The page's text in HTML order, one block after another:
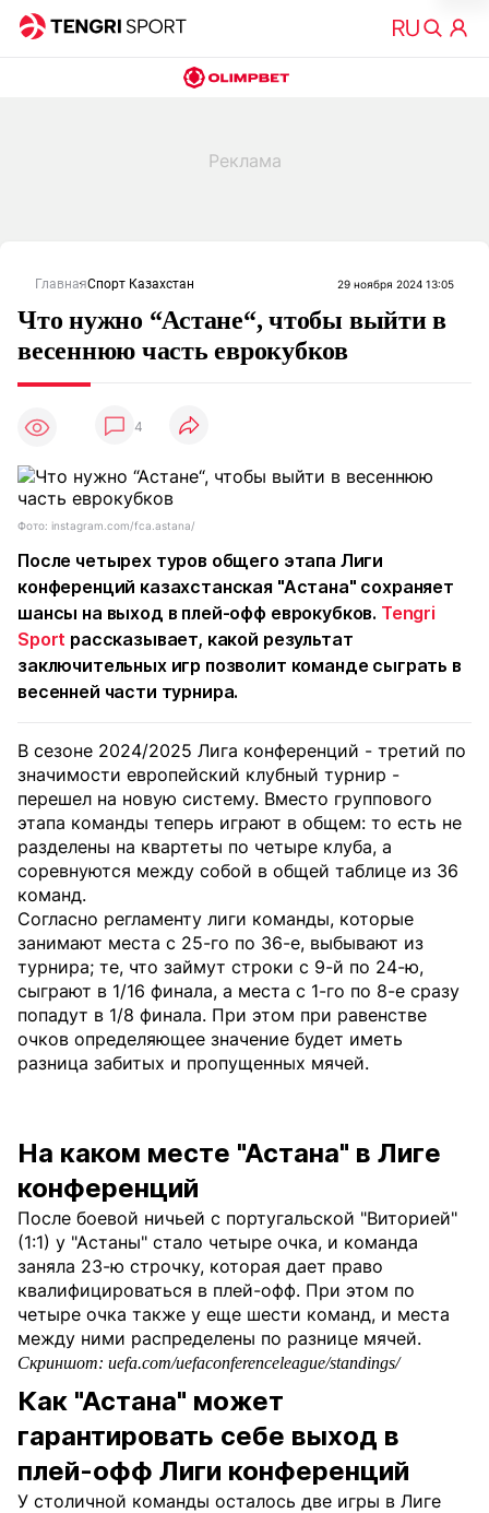
ГлавнаяСпорт Казахстан 29 ноября 2024 13:05
Что нужно “Астане“, чтобы выйти в
весеннюю часть еврокубков
4
Фото: instagram.com/fca.astana/
После четырех туров общего этапа Лиги
конференций казахстанская "Астана" сохраняет
шансы на выход в плей-офф еврокубков. Tengri
Sport рассказывает, какой результат
заключительных игр позволит команде сыграть в
весенней части турнира.
В сезоне 2024/2025 Лига конференций - третий по
значимости европейский клубный турнир -
перешел на новую систему. Вместо группового
этапа команды теперь играют в общем: то есть не
разделены на квартеты по четыре клуба, а
соревнуются между собой в общей таблице из 36
команд.
Согласно регламенту лиги команды, которые
занимают места с 25-го по 36-е, выбывают из
турнира; те, что займут строки с 9-й по 24-ю,
сыграют в 1/16 финала, а места с 1-го по 8-е сразу
попадут в 1/8 финала. При этом при равенстве
очков определяющее значение будет иметь
разница забитых и пропущенных мячей.
На каком месте "Астана" в Лиге
конференций
После боевой ничьей с португальской "Виторией"
(1:1) у "Астаны" стало четыре очка, и команда
заняла 23-ю строчку, которая дает право
квалифицироваться в плей-офф. При этом по
четыре очка также у еще шести команд, и места
между ними распределены по разнице мячей.
Скриншот: uefa.com/uefaconferenceleague/standings/
Как "Астана" может
гарантировать себе выход в
плей-офф Лиги конференций
У столичной команды осталось две игры в Лиге